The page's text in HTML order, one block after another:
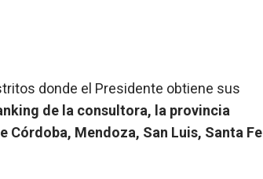
donde el Presidente obtiene sus
de la consultora, la provincia
Córdoba, Mendoza, San Luis, Santa Fe